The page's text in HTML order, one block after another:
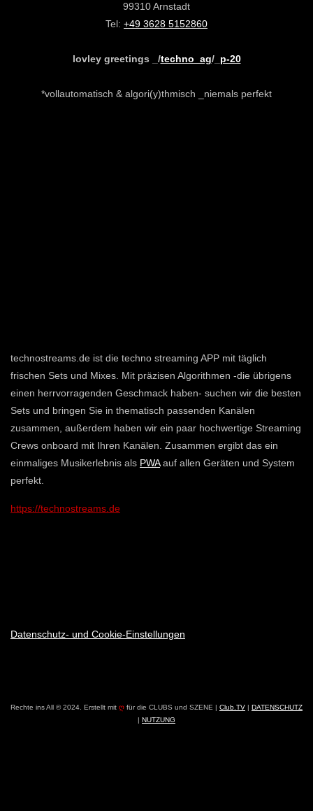
99310 Arnstadt
Tel: +49 3628 5152860
lovley greetings _/techno_ag/_ p-20
*vollautomatisch & algori(y)thmisch _niemals perfekt
technostreams.de ist die techno streaming APP mit täglich
frischen Sets und Mixes. Mit präzisen Algorithmen -die übrigens
einen herrvorragenden Geschmack haben- suchen wir die besten
Sets und bringen Sie in thematisch passenden Kanälen
zusammen, außerdem haben wir ein paar hochwertige Streaming
Crews onboard mit Ihren Kanälen. Zusammen ergibt das ein
einmaliges Musikerlebnis als PWAauf allen Geräten und System
perfekt.
https://technostreams.de
Datenschutz- und Cookie-Einstellungen
Rechte ins All © 2024. Erstellt mit ღ für die CLUBS und SZENE | Club.TV | DATENSCHUTZ
| NUTZUNG